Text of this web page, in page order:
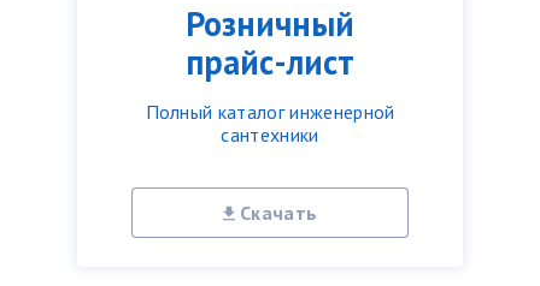
Розничный
прайс-лист
Полный каталог инженерной
сантехники
Скачать